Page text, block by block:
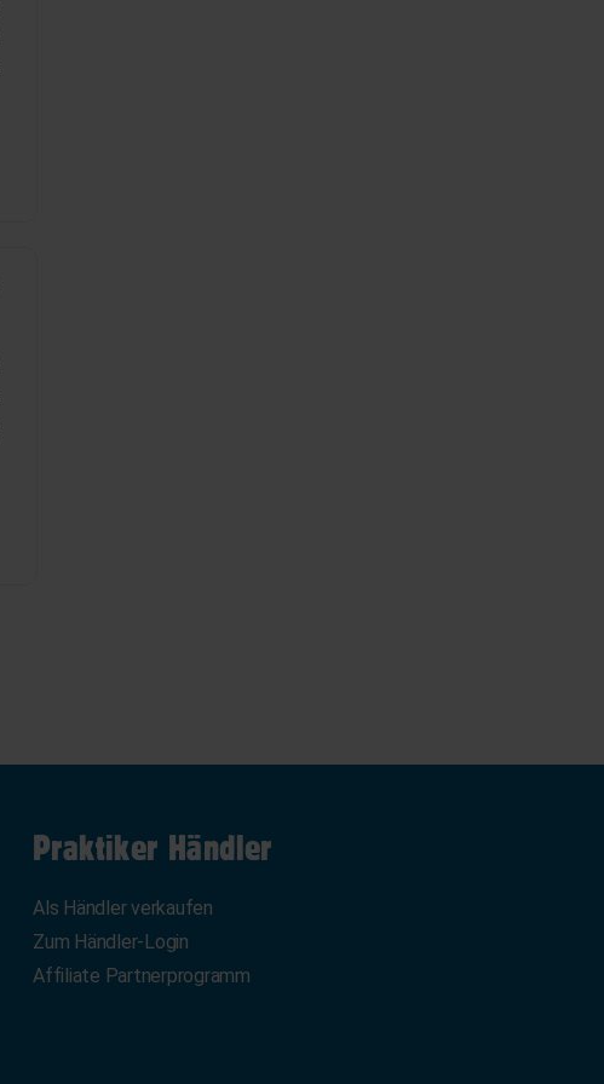
Praktiker Händler
Als Händler verkaufen
Zum Händler-Login
Affiliate Partnerprogramm